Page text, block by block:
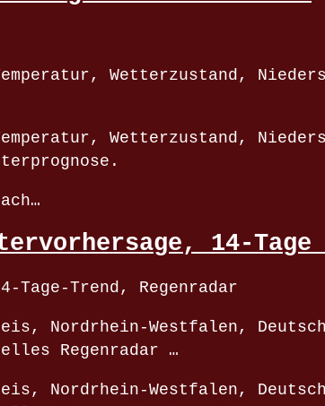
Wetterzustand,
Wetterzustand,
14-Tage
Tage-Trend, Regenradar
Nordrhein-Westfalen,
Regenradar …
Nordrhein-Westfalen,